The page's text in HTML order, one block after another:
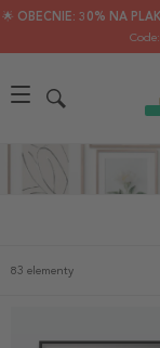
🌟 OBECNIE: 30% NA
83 elementy